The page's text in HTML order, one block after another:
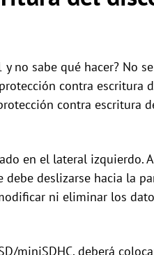
no sabe qué hacer? No
contra escritura
contra escritura
en el lateral izquierdo.
deslizarse hacia la
ni eliminar los
miniSDHC, deberá